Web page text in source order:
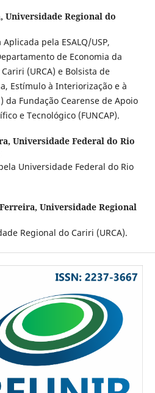
Universidade Regional do
pela ESALQ/USP,
de Economia da
(URCA) e Bolsista de
Estímulo à Interiorização e à
da Fundação Cearense de Apoio
e Tecnológico (FUNCAP).
Universidade Federal do Rio
Universidade Federal do Rio
Universidade Regional
Regional do Cariri (URCA).